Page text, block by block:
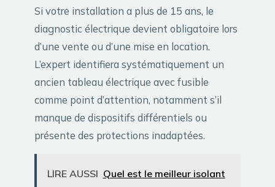
Si votre installation a plus de 15 ans, le
diagnostic électrique devient obligatoire lors
d’une vente ou d’une mise en location.
L’expert identifiera systématiquement un
ancien tableau électrique avec fusible
comme point d’attention, notamment s’il
manque de dispositifs différentiels ou
présente des protections inadaptées.
LIRE AUSSI Quel est le meilleur isolant